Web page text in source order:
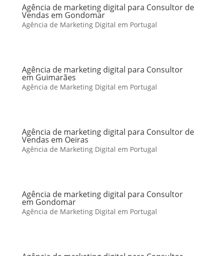
Agência de marketing digital para Consultor de
Vendas em Gondomar
Agência de Marketing Digital em Portugal
Agência de marketing digital para Consultor
em Guimarães
Agência de Marketing Digital em Portugal
Agência de marketing digital para Consultor de
Vendas em Oeiras
Agência de Marketing Digital em Portugal
Agência de marketing digital para Consultor
em Gondomar
Agência de Marketing Digital em Portugal